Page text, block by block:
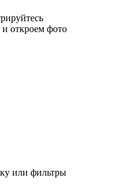
откроем фото
или фильтры